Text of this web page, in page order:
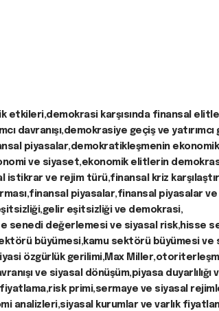
etkileri demokrasi karşısında finansal
davranışı demokrasiye geçiş ve yatırımcı
piyasalar demokratikleşmenin
ve siyaset ekonomik elitlerin
istikrar ve rejim türü finansal kriz
finansal piyasalar finansal piyasalar
gelir eşitsizliği ve demokrasi
senedi değerlemesi ve siyasal risk hisse
büyümesi kamu sektörü büyümesi ve
özgürlük gerilimi Max Miller
ve siyasal dönüşüm piyasa duyarlılığı
risk primi sermaye ve siyasal
analizleri siyasal kurumlar ve varlık